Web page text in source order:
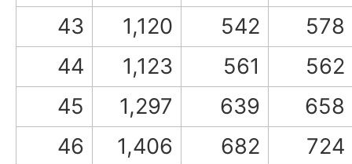
43
1,120 542
578
44
1,123 561
562
45
1,297 639
658
46
1,406 682
724